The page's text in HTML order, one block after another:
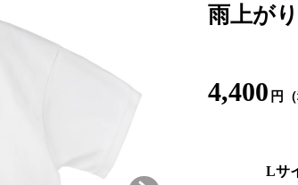
雨上が
4,400 円
Lサ